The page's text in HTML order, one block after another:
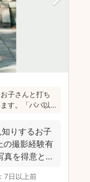
子さんと打ち
す。「パパ以
の仕上がりの
♪
りするお子
の撮影経験有
真を得意とし
7日以上前